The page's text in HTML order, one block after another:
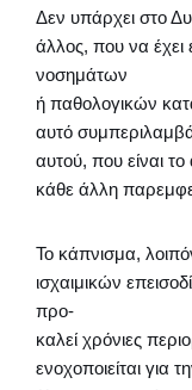
Δεν υπάρχει στο
άλλος, που να έχει
νοσημάτων
ή παθολογικών
αυτό
αυτού, που είναι
κάθε άλλη
Το κάπνισμα,
ισχαιμικών
προ-
καλεί χρόνιες
ενοχοποιείται για